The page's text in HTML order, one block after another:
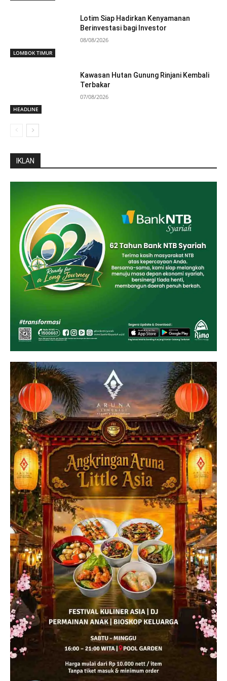
LOMBOK TIMUR
Lotim Siap Hadirkan Kenyamanan
Berinvestasi bagi Investor
08/08/2026
HEADLINE
Kawasan Hutan Gunung Rinjani Kembali
Terbakar
07/08/2026
IKLAN